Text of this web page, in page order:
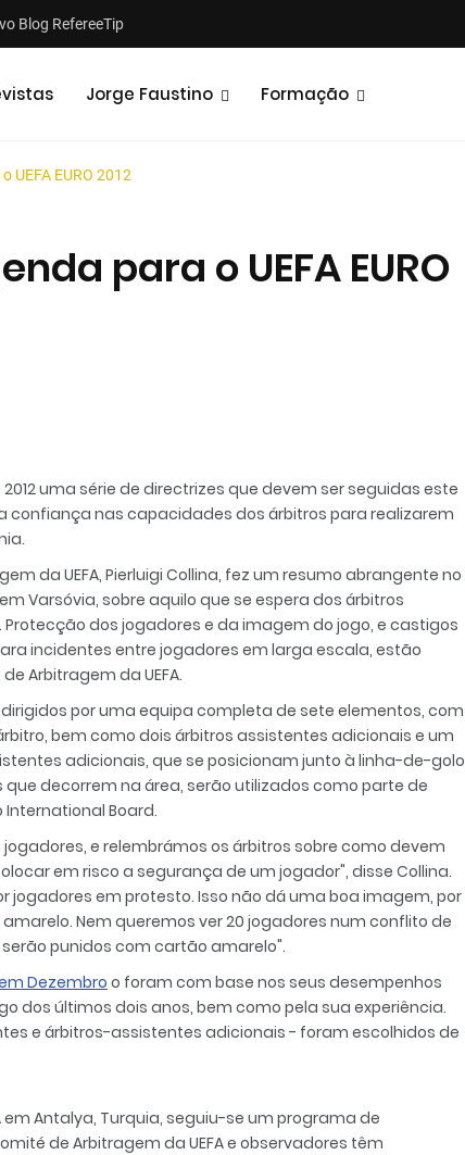
Blog RefereeTip
Jorge Faustino Formação
UEFA EURO 2012
para o UEFA EURO
2012 uma série de directrizes que devem ser seguidas este
confiança nas capacidades dos árbitros para realizarem
da UEFA, Pierluigi Collina, fez um resumo abrangente no
Varsóvia, sobre aquilo que se espera dos árbitros
dos jogadores e da imagem do jogo, e castigos
incidentes entre jogadores em larga escala, estão
Arbitragem da UEFA.
dirigidos por uma equipa completa de sete elementos, com
bem como dois árbitros assistentes adicionais e um
adicionais, que se posicionam junto à linha-de-golo
decorrem na área, serão utilizados como parte de
Board.
e relembrámos os árbitros sobre como devem
em risco a segurança de um jogador", disse Collina.
jogadores em protesto. Isso não dá uma boa imagem, por
Nem queremos ver 20 jogadores num conflito de
punidos com cartão amarelo".
Dezembro o foram com base nos seus desempenhos
dos últimos dois anos, bem como pela sua experiência.
e árbitros-assistentes adicionais - foram escolhidos de
em Antalya, Turquia, seguiu-se um programa de
de Arbitragem da UEFA e observadores têm